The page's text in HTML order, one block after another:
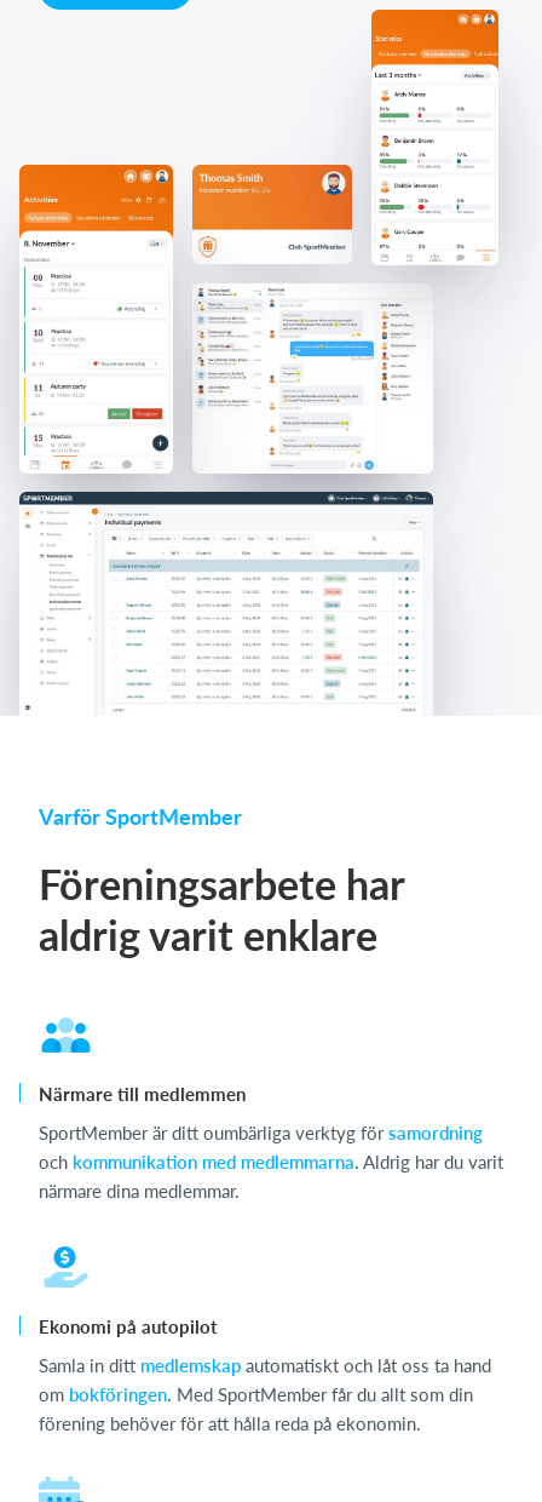
Varför SportMember
Föreningsarbete har
aldrig varit enklare
Närmare till medlemmen
SportMember är ditt oumbärliga verktyg församordning
och kommunikation med medlemmarna. Aldrig har du varit
närmare dina medlemmar.
Ekonomi på autopilot
Samla in ditt medlemskap automatiskt och låt oss ta hand
om bokföringen. Med SportMember får du allt som din
förening behöver för att hålla reda på ekonomin.